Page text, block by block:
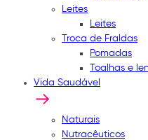
Leites
Leites
Troca de Fraldas
Pomadas
Toalhas e
Vida Saudável
Naturais
Nutracêuticos